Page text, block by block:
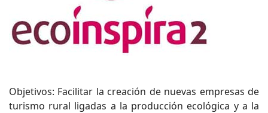
Objetivos: Facilitar la creación de nuevas empresas de
turismo rural ligadas a la producción ecológica y a la